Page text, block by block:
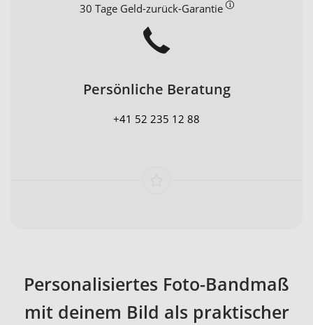
30 Tage Geld-zurück-Garantie
Persönliche Beratung
+41 52 235 12 88
Personalisiertes Foto-Bandmaß
mit deinem Bild als praktischer